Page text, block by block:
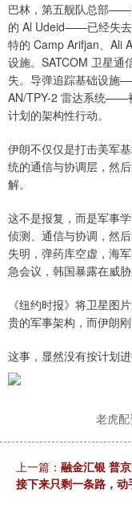
巴林，第五舰队总部——
的 Al Udeid——已经失去
特的 Camp Arifjan、Ali
设施。SATCOM 卫星通
失。导弹追踪基础设施
AN/TPY-2 雷达系统——
计划的架构性行动。
伊朗不仅仅是打击美军
统的通信与协调层，然
解。
这不是报复，而是军事
侦测、通信与协调，然
失明，弹药库空虚，海
急会议，韩国暴露在威胁
《纽约时报》将卫星图
贵的军事架构，而伊朗
这事，显然没有按计划进
老虎配
上一篇： 融金汇银 普
接下来只剩一条路，动